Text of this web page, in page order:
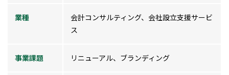
業種
会計コンサルティング、会社設立支援サービ
ス
事業課題 リニューアル、ブランディング